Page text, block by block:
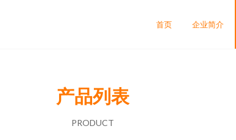
首页 企业简介
产品列表
PRODUCT